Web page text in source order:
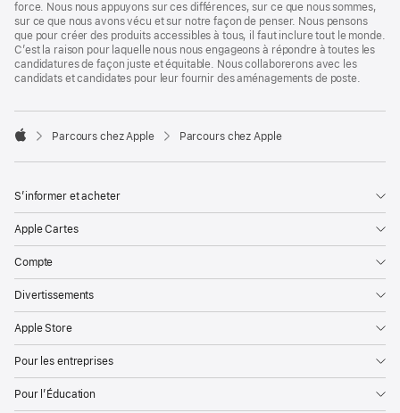
force. Nous nous appuyons sur ces différences, sur ce que nous sommes,
sur ce que nous avons vécu et sur notre façon de penser. Nous pensons
que pour créer des produits accessibles à tous, il faut inclure tout le monde.
C’est la raison pour laquelle nous nous engageons à répondre à toutes les
candidatures de façon juste et équitable. Nous collaborerons avec les
candidats et candidates pour leur fournir des aménagements de poste.

Parcours chez Apple Parcours chez Apple
S’informer et acheter
Apple Cartes
Compte
Divertissements
Apple Store
Pour les entreprises
Pour l’Éducation